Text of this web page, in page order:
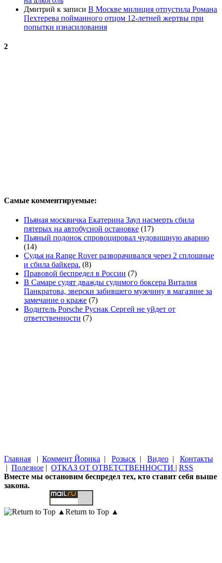
Дмитрий к записи В Москве милиция отпустила Романа
Пехтерева пойманного отцом 12-летней жертвы при
попытки изнасилования
2
Самые комментируемые:
Пьяная москвичка Екатерина Заул насмерть сбила
пятерых на автобусной остановке (17)
Пьяный подонок спровоцировал чудовищную аварию
(14)
Судья на Range Rover разворачивался через 2 сплошные
и сбила байкера. (8)
Правовой беспредел в России (7)
В Самаре судят дважды судимого боксера Виталия
Панкратова, зверски забившего мужчину в магазине за
замечание о краже (7)
Водитель Porsche Руснак Сергей не уйдет от
ответственности (7)
Главная | Коммент Йорика | Розыск | Видео | Контакты
| Полезное | ОТКАЗ ОТ ОТВЕТСТВЕННОСТИ | RSS
Вместе мы остановим беспредел тех, кто ставит себя выше
закона.
Return to Top ▲